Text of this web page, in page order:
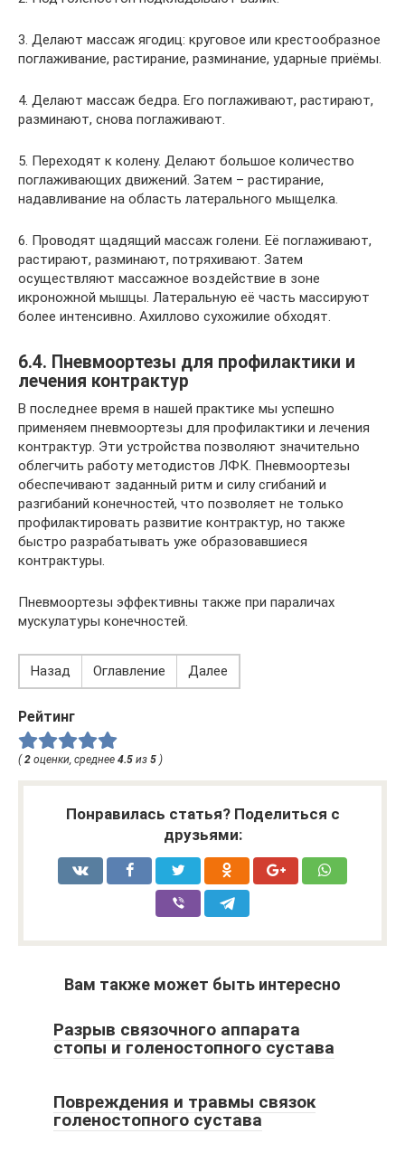
3. Делают массаж ягодиц: круговое или крестообразное
поглаживание, растирание, разминание, ударные приёмы.
4. Делают массаж бедра. Его поглаживают, растирают,
разминают, снова поглаживают.
5. Переходят к колену. Делают большое количество
поглаживающих движений. Затем – растирание,
надавливание на область латерального мыщелка.
6. Проводят щадящий массаж голени. Её поглаживают,
растирают, разминают, потряхивают. Затем
осуществляют массажное воздействие в зоне
икроножной мышцы. Латеральную её часть массируют
более интенсивно. Ахиллово сухожилие обходят.
6.4. Пневмоортезы для профилактики и
лечения контрактур
В последнее время в нашей практике мы успешно
применяем пневмоортезы для профилактики и лечения
контрактур. Эти устройства позволяют значительно
облегчить работу методистов ЛФК. Пневмоортезы
обеспечивают заданный ритм и силу сгибаний и
разгибаний конечностей, что позволяет не только
профилактировать развитие контрактур, но также
быстро разрабатывать уже образовавшиеся
контрактуры.
Пневмоортезы эффективны также при параличах
мускулатуры конечностей.
Назад Оглавление Далее
Рейтинг
(2 оценки, среднее 4.5 из 5 )
Понравилась статья? Поделиться с
друзьями:
Вам также может быть интересно
Разрыв связочного аппарата
стопы и голеностопного сустава
Повреждения и травмы связок
голеностопного сустава